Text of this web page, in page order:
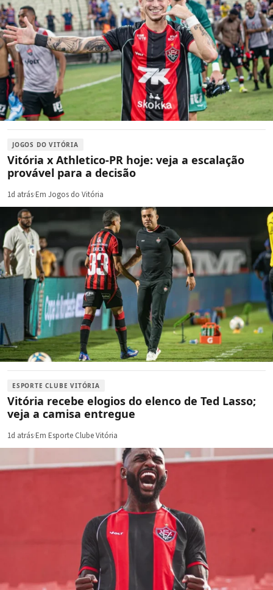
JOGOS DO VITÓRIA
Vitória x Athletico-PR hoje: veja a escalação
provável para a decisão
1d atrás·Em Jogos do Vitória
ESPORTE CLUBE VITÓRIA
Vitória recebe elogios do elenco de Ted Lasso;
veja a camisa entregue
1d atrás·Em Esporte Clube Vitória